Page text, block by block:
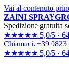
Vai al contenuto
ZAINI
Spedizione gratuita
★★★★★ 5,0/5 ·
Chiamaci: +39 0823
★★★★★ 5,0/5 ·